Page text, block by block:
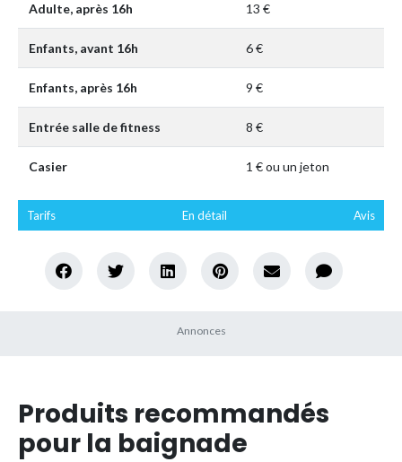
Adulte, après 16h 13 €
Enfants, avant 16h 6 €
Enfants, après 16h 9 €
Entrée salle de fitness 8 €
Casier 1 € ou un jeton
Tarifs En détail Avis
Produits recommandés
pour la baignade